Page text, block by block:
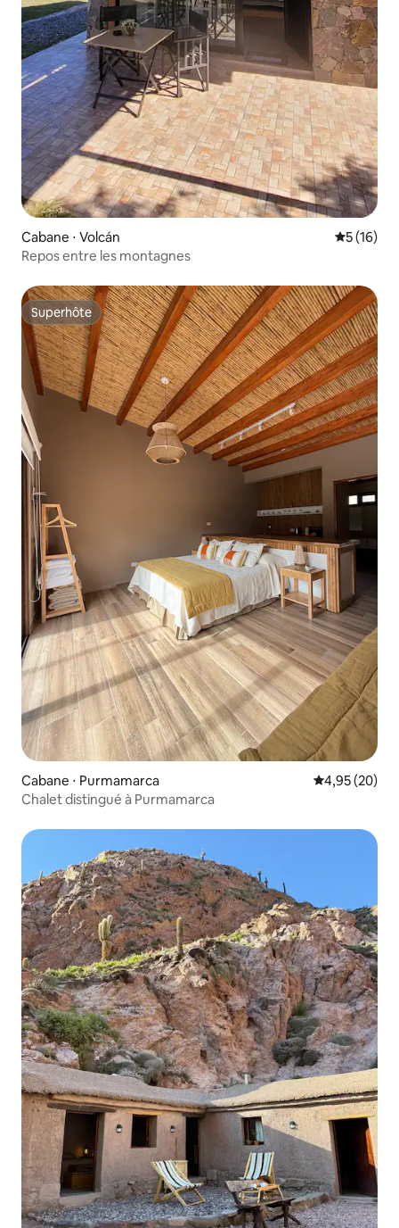
Cabane ⋅ Volcán
5 (16)
Repos entre les montagnes
Superhôte
Superhôte
Cabane ⋅ Purmamarca Évaluation
4,95 (20)
Chalet distingué à Purmamarca